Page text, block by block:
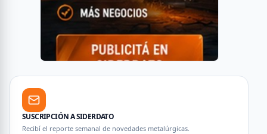
SUSCRIPCIÓN A SIDERDATO
Recibí el reporte semanal de novedades metalúrgicas.